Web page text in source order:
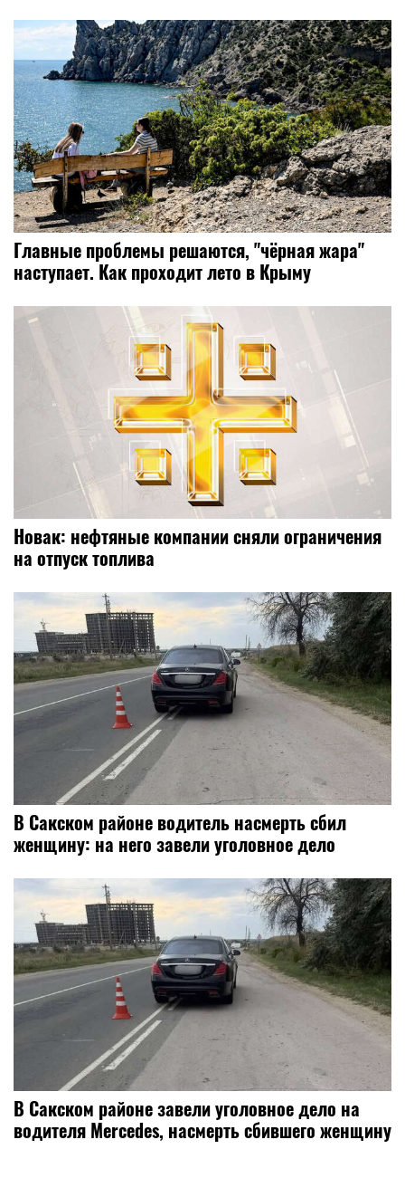
Главные проблемы решаются, "чёрная жара"
наступает. Как проходит лето в Крыму
Новак: нефтяные компании сняли ограничения
на отпуск топлива
В Сакском районе водитель насмерть сбил
женщину: на него завели уголовное дело
В Сакском районе завели уголовное дело на
водителя Mercedes, насмерть сбившего женщину